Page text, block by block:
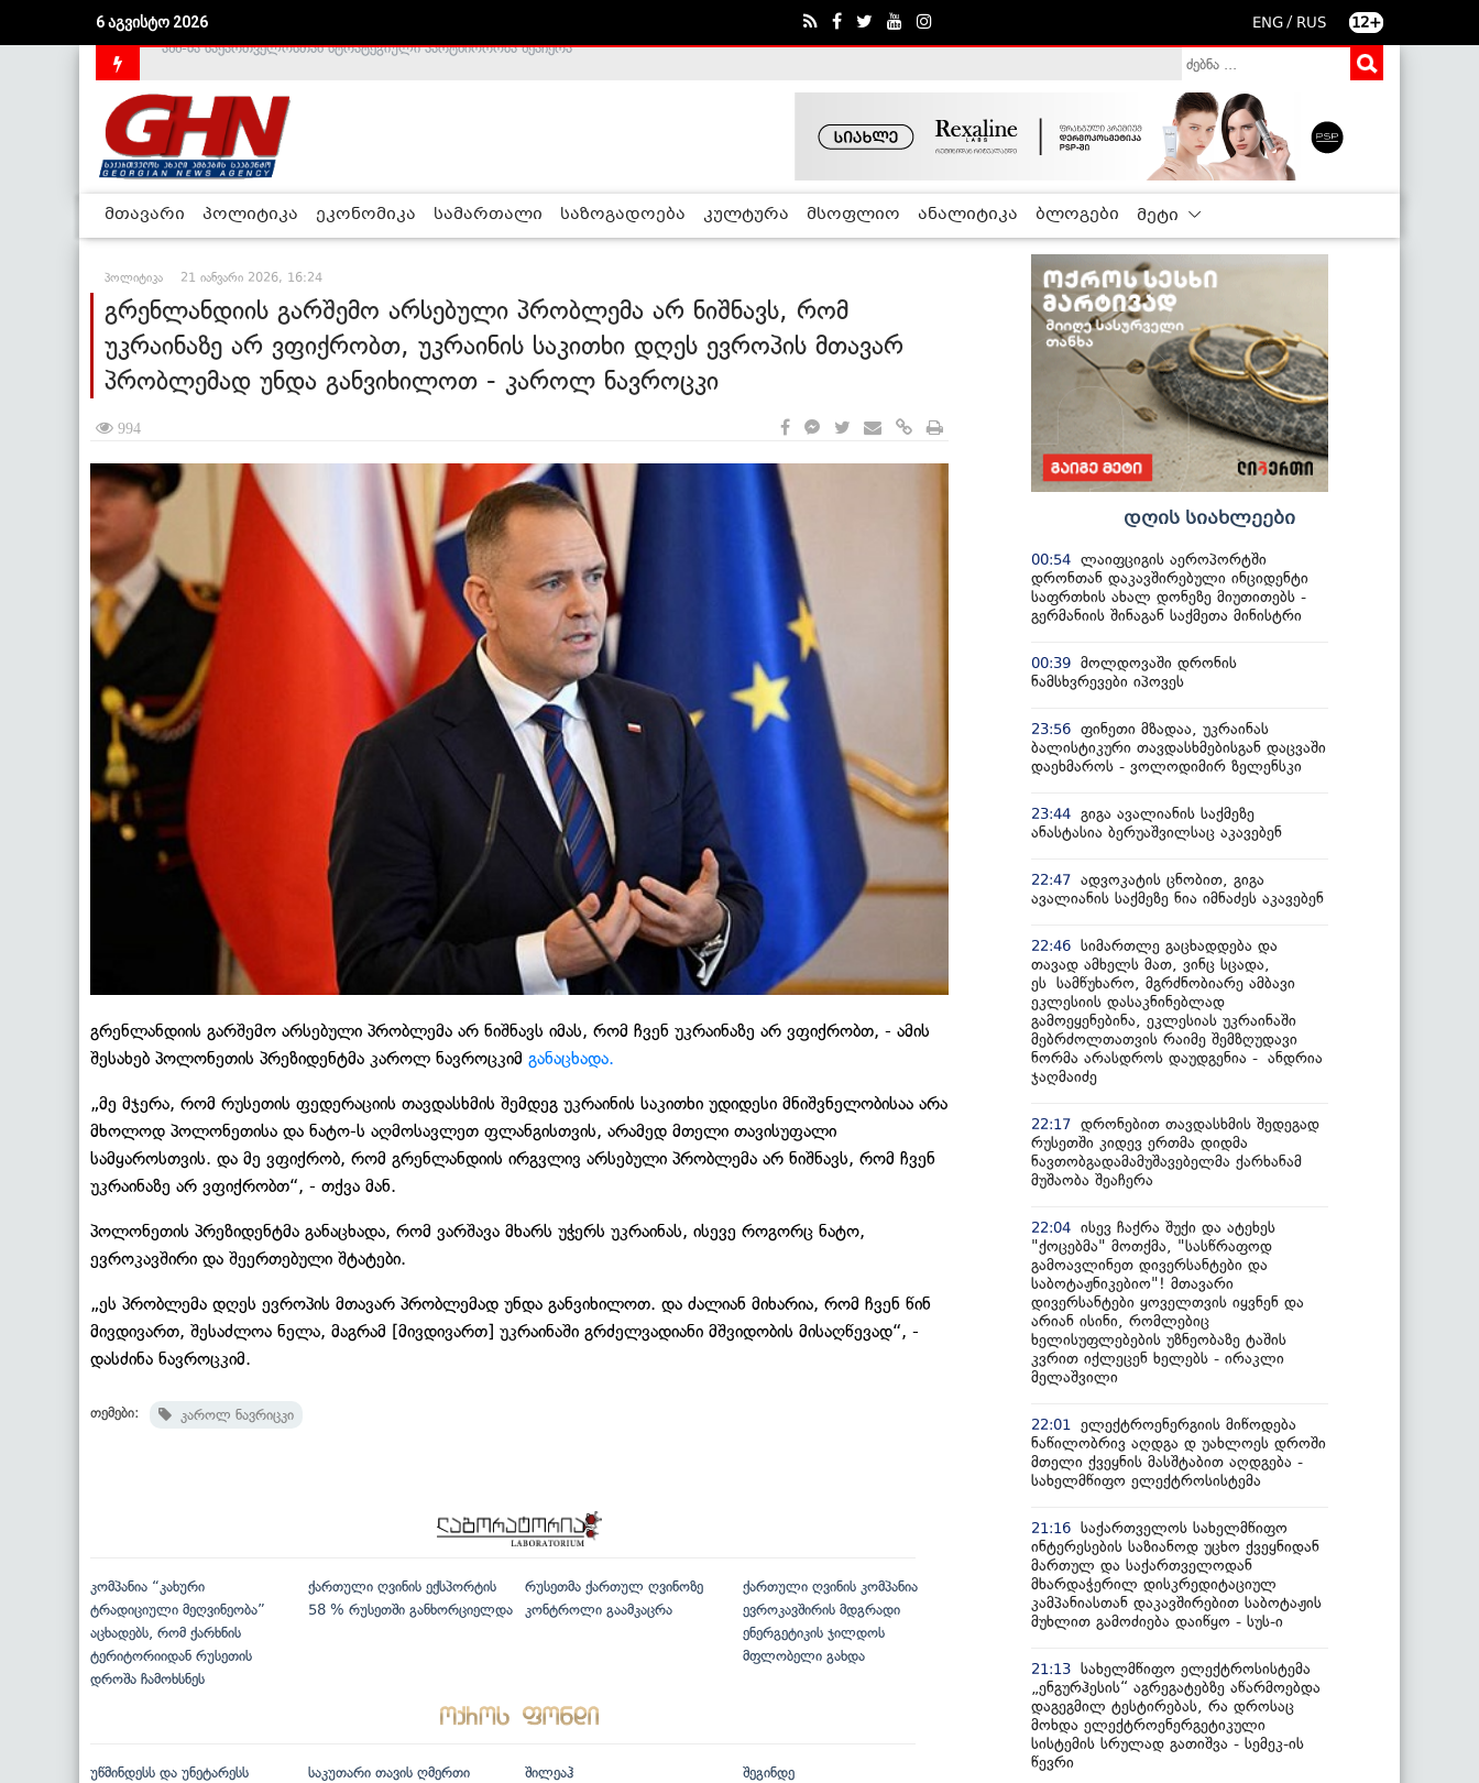
6 აგვისტო 2026 ENG / RUS 12+
მთავარი პოლიტიკა ეკონომიკა სამართალი საზოგადოება კულტურა მსოფლიო ანალიტიკა ბლოგები მეტი
პოლიტიკა 21 იანვარი 2026, 16:24
გრენლანდიის გარშემო არსებული პრობლემა არ ნიშნავს, რომ
უკრაინაზე არ ვფიქრობთ, უკრაინის საკითხი დღეს ევროპის მთავარ
პრობლემად უნდა განვიხილოთ - კაროლ ნავროცკი
994
გრენლანდიის გარშემო არსებული პრობლემა არ ნიშნავს იმას, რომ ჩვენ უკრაინაზე არ ვფიქრობთ, - ამის
შესახებ პოლონეთის პრეზიდენტმა კაროლ ნავროცკიმ განაცხადა.
„მე მჯერა, რომ რუსეთის ფედერაციის თავდასხმის შემდეგ უკრაინის საკითხი უდიდესი მნიშვნელობისაა არა
მხოლოდ პოლონეთისა და ნატო-ს აღმოსავლეთ ფლანგისთვის, არამედ მთელი თავისუფალი
სამყაროსთვის. და მე ვფიქრობ, რომ გრენლანდიის ირგვლივ არსებული პრობლემა არ ნიშნავს, რომ ჩვენ
უკრაინაზე არ ვფიქრობთ“, - თქვა მან.
პოლონეთის პრეზიდენტმა განაცხადა, რომ ვარშავა მხარს უჭერს უკრაინას, ისევე როგორც ნატო,
ევროკავშირი და შეერთებული შტატები.
„ეს პრობლემა დღეს ევროპის მთავარ პრობლემად უნდა განვიხილოთ. და ძალიან მიხარია, რომ ჩვენ წინ
მივდივართ, შესაძლოა ნელა, მაგრამ [მივდივართ] უკრაინაში გრძელვადიანი მშვიდობის მისაღწევად“, -
დასძინა ნავროცკიმ.
თემები: კაროლ ნავრიცკი
კომპანია “კახური
ტრადიციული მეღვინეობა”
აცხადებს, რომ ქარხნის
ტერიტორიიდან რუსეთის
დროშა ჩამოხსნეს
ქართული ღვინის ექსპორტის
58 % რუსეთში განხორციელდა
რუსეთმა ქართულ ღვინოზე
კონტროლი გაამკაცრა
ქართული ღვინის კომპანია
ევროკავშირის მდგრადი
ენერგეტიკის ჯილდოს
მფლობელი გახდა
უწმინდესს და უნეტარესს საკუთარი თავის ღმერთი შილეაჰ შეგინდე
დღის სიახლეები
00:54 ლაიფციგის აეროპორტში
დრონთან დაკავშირებული ინციდენტი
საფრთხის ახალ დონეზე მიუთითებს -
გერმანიის შინაგან საქმეთა მინისტრი
00:39 მოლდოვაში დრონის
ნამსხვრევები იპოვეს
23:56 ფინეთი მზადაა, უკრაინას
ბალისტიკური თავდასხმებისგან დაცვაში
დაეხმაროს - ვოლოდიმირ ზელენსკი
23:44 გიგა ავალიანის საქმეზე
ანასტასია ბერუაშვილსაც აკავებენ
22:47 ადვოკატის ცნობით, გიგა
ავალიანის საქმეზე ნია იმნაძეს აკავებენ
22:46 სიმართლე გაცხადდება და
თავად ამხელს მათ, ვინც სცადა,
ეს სამწუხარო, მგრძნობიარე ამბავი
ეკლესიის დასაკნინებლად
გამოეყენებინა, ეკლესიას უკრაინაში
მებრძოლთათვის რაიმე შემზღუდავი
ნორმა არასდროს დაუდგენია - ანდრია
ჯაღმაიძე
22:17 დრონებით თავდასხმის შედეგად
რუსეთში კიდევ ერთმა დიდმა
ნავთობგადამამუშავებელმა ქარხანამ
მუშაობა შეაჩერა
22:04 ისევ ჩაქრა შუქი და ატეხეს
"ქოცებმა" მოთქმა, "სასწრაფოდ
გამოავლინეთ დივერსანტები და
საბოტაჟნიკებიო"! მთავარი
დივერსანტები ყოველთვის იყვნენ და
არიან ისინი, რომლებიც
ხელისუფლებების უზნეობაზე ტაშის
კვრით იქლეცენ ხელებს - ირაკლი
მელაშვილი
22:01
ელექტროენერგიის მიწოდება
ნაწილობრივ აღდგა დ უახლოეს დროში
მთელი ქვეყნის მასშტაბით აღდგება -
სახელმწიფო ელექტროსისტემა
21:16 საქართველოს სახელმწიფო
ინტერესების საზიანოდ უცხო ქვეყნიდან
მართულ და საქართველოდან
მხარდაჭერილ დისკრედიტაციულ
კამპანიასთან დაკავშირებით საბოტაჟის
მუხლით გამოძიება დაიწყო - სუს-ი
21:13 სახელმწიფო ელექტროსისტემა
„ენგურჰესის“ აგრეგატებზე აწარმოებდა
დაგეგმილ ტესტირებას, რა დროსაც
მოხდა ელექტროენერგეტიკული
სისტემის სრულად გათიშვა - სემეკ-ის
წევრი